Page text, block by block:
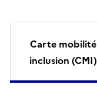
Carte mobilité
inclusion (CMI)